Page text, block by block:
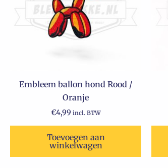
Embleem ballon hond Rood /
Oranje
€4,99 incl. BTW
Toevoegen aan
winkelwagen